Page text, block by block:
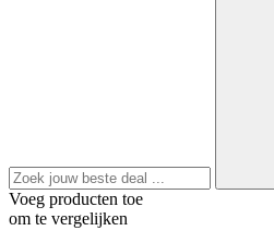
Voeg producten toe
om te vergelijken